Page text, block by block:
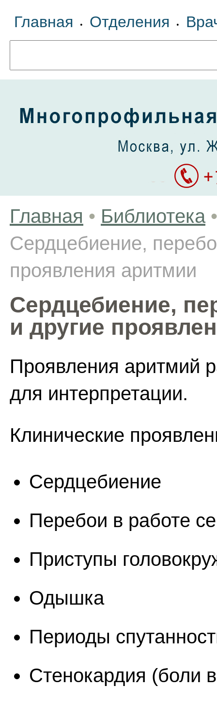
Главная • Отделения •
Главная • Библиотека •
Сердцебиение,
проявления аритмии
Сердцебиение,
и другие
Проявления аритмий
для интерпретации.
Клинические
Сердцебиение
Перебои в работе
Приступы
Одышка
Периоды
Стенокардия (боли